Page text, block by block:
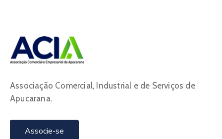
Associação Comercial, Industrial e de Serviços de
Apucarana.
Associe-se